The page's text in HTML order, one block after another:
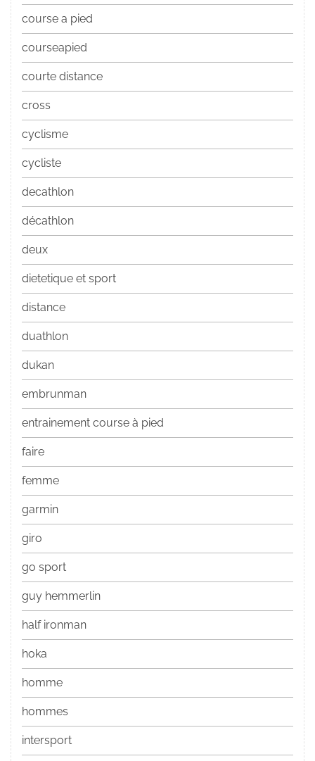
course a pied
courseapied
courte distance
cross
cyclisme
cycliste
decathlon
décathlon
deux
dietetique et sport
distance
duathlon
dukan
embrunman
entrainement course à pied
faire
femme
garmin
giro
go sport
guy hemmerlin
half ironman
hoka
homme
hommes
intersport